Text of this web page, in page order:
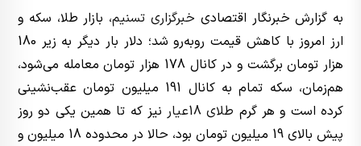
به گزارش خبرنگار اقتصادی خبرگزاری تسنیم، بازار طلا، سکه و
ارز امروز با کاهش قیمت روبه‌رو شد؛ دلار بار دیگر به زیر 180
هزار تومان برگشت و در کانال 178 هزار تومان معامله می‌شود،
هم‌زمان، سکه تمام به کانال 191 میلیون تومان عقب‌نشینی
کرده است و هر گرم طلای 18عیار
نیز که تا همین یکی دو روز
پیش بالای 19 میلیون تومان بود، حالا در محدوده 18 میلیون و